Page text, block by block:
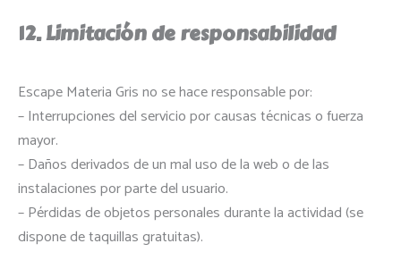
12. Limitación de responsabilidad
Escape Materia Gris no se hace responsable por:
– Interrupciones del servicio por causas técnicas o fuerza
mayor.
– Daños derivados de un mal uso de la web o de las
instalaciones por parte del usuario.
– Pérdidas de objetos personales durante la actividad (se
dispone de taquillas gratuitas).